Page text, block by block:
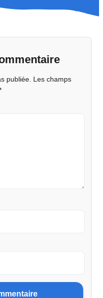
publiée. Les champs